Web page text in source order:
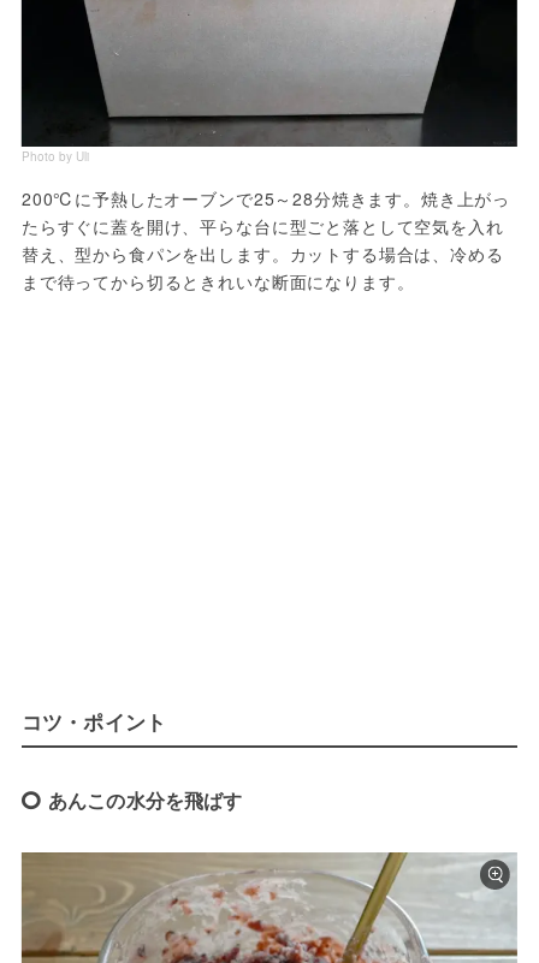
Photo by Uli
200℃に予熱したオーブンで25～28分焼きます。焼き上がっ
たらすぐに蓋を開け、平らな台に型ごと落として空気を入れ
替え、型から食パンを出します。カットする場合は、冷める
まで待ってから切るときれいな断面になります。
コツ・ポイント
あんこの水分を飛ばす